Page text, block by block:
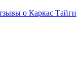
о Каркас Тайги